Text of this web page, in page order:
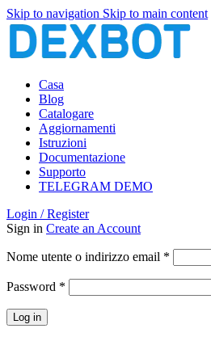
Skip to navigation Skip to main content
Casa
Blog
Catalogare
Aggiornamenti
Istruzioni
Documentazione
Supporto
TELEGRAM DEMO
Login / Register
Sign in Create an Account
Nome utente o indirizzo email *
Password *
Log in